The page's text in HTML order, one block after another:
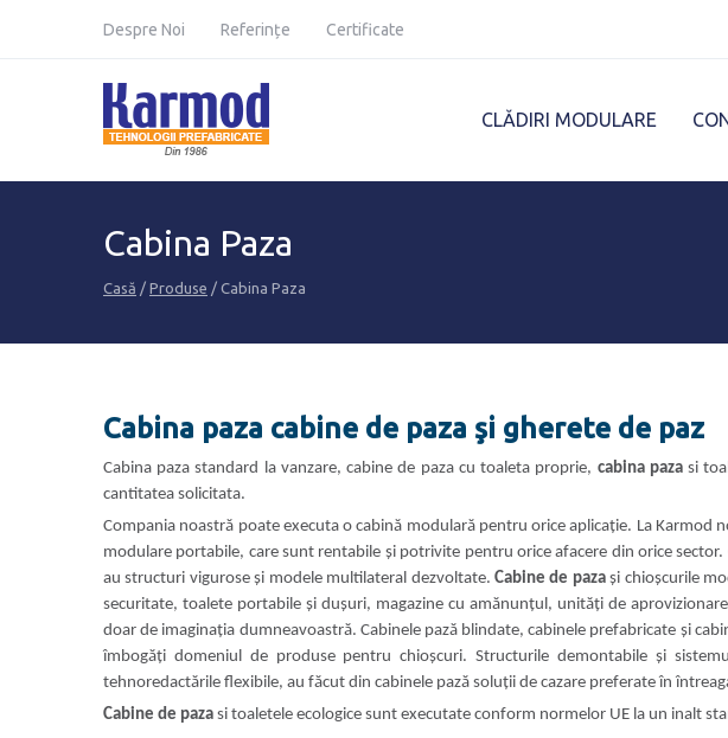
Karmod France Karmod Ελλάδα
Karmod Қазақ Karmod Indonesia Karmod España
Karmod Malaysia
Despre Noi Referințe Certificate
CLĂDIRI MODULARE
Cabina Paza
Casă / Produse / Cabina Paza
Cabina paza cabine de paza şi gherete de paz
Cabina paza standard la vanzare, cabine de paza cu toaleta proprie, cabina pazasi
cantitatea solicitata.
Compania noastră poate executa o cabină modulară pentru orice aplicație. La
modulare portabile, care sunt rentabile și potrivite pentru orice afacere din orice
au structuri vigurose și modele multilateral dezvoltate.Cabine de pazași chioșcurile
securitate, toalete portabile și dușuri, magazine cu amănunțul, unități de
doar de imaginația dumneavoastră. Cabinele pază blindate, cabinele prefabricate și
îmbogăți domeniul de produse pentru chioșcuri. Structurile demontabile și
tehnoredactările flexibile, au făcut din cabinele pază soluții de cazare preferate în
Cabine de paza si toaletele ecologice sunt executate conform normelor UE la un inalt